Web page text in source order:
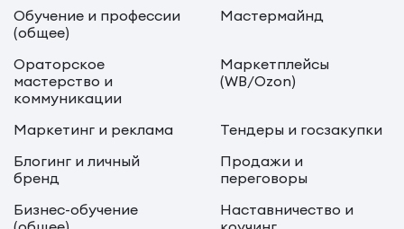
Обучение и профессии
(общее)
Мастермайнд
Ораторское
мастерство и
коммуникации
Маркетплейсы
(WB/Ozon)
Маркетинг и реклама
Тендеры и госзакупки
Блогинг и личный
бренд
Продажи и
переговоры
Бизнес-обучение
Наставничество и